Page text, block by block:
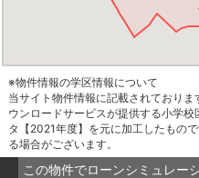
※物件情報の学区情報について
当サイト物件情報に記載されており
ウンロードサービスが提供する小学
タ【2021年度】を元に加工したもの
る場合がございます。
この物件でローンシミュレー